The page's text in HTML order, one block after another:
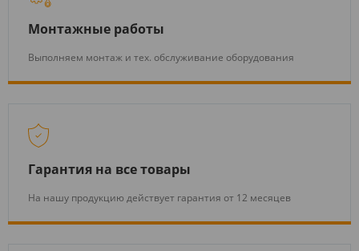
Монтажные работы
Выполняем монтаж и тех. обслуживание оборудования
Гарантия на все товары
На нашу продукцию действует гарантия от 12 месяцев